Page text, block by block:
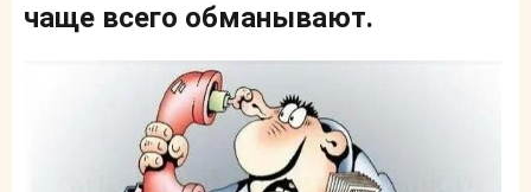
чаще всего обманывают.